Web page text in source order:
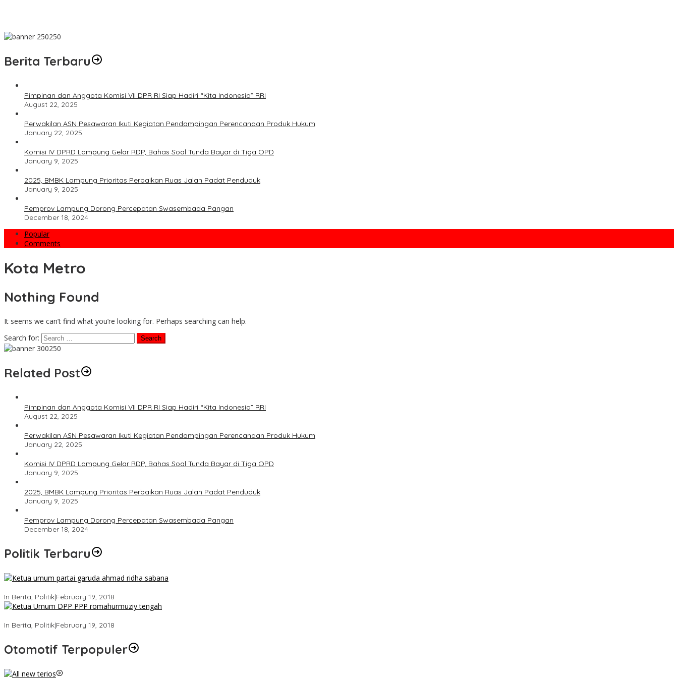
Berita Terbaru
Pimpinan dan Anggota Komisi VII DPR RI Siap Hadiri “Kita Indonesia” RRI
August 22, 2025
Perwakilan ASN Pesawaran Ikuti Kegiatan Pendampingan Perencanaan Produk Hukum
January 22, 2025
Komisi IV DPRD Lampung Gelar RDP, Bahas Soal Tunda Bayar di Tiga OPD
January 9, 2025
2025, BMBK Lampung Prioritas Perbaikan Ruas Jalan Padat Penduduk
January 9, 2025
Pemprov Lampung Dorong Percepatan Swasembada Pangan
December 18, 2024
Popular
Comments
Kota Metro
Nothing Found
It seems we can’t find what you’re looking for. Perhaps searching can help.
Search for:
Related Post
Pimpinan dan Anggota Komisi VII DPR RI Siap Hadiri “Kita Indonesia” RRI
August 22, 2025
Perwakilan ASN Pesawaran Ikuti Kegiatan Pendampingan Perencanaan Produk Hukum
January 22, 2025
Komisi IV DPRD Lampung Gelar RDP, Bahas Soal Tunda Bayar di Tiga OPD
January 9, 2025
2025, BMBK Lampung Prioritas Perbaikan Ruas Jalan Padat Penduduk
January 9, 2025
Pemprov Lampung Dorong Percepatan Swasembada Pangan
December 18, 2024
Politik Terbaru
In Berita, Politik|February 19, 2018
In Berita, Politik|February 19, 2018
Otomotif Terpopuler